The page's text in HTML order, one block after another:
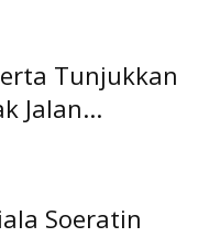
Tunjukkan
Jalan...
Soeratin